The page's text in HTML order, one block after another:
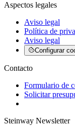
Aspectos legales
Aviso legal
Política de
Aviso legal
Configurar
Contacto
Formulario de
Solicitar
Steinway Newsletter